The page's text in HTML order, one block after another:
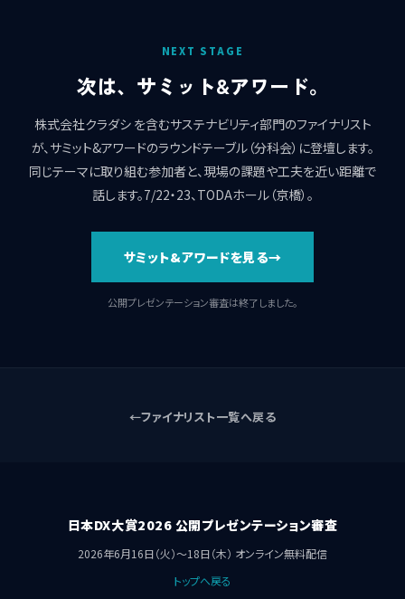
NEXT STAGE
次は、サミット&アワード。
株式会社クラダシ を含むサステナビリティ部門のファイナリスト
が、サミット&アワードのラウンドテーブル（分科会）に登壇します。
同じテーマに取り組む参加者と、現場の課題や工夫を近い距離で
話します。7/22・23、TODAホール（京橋）。
サミット&アワードを見る
公開プレゼンテーション審査は終了しました。
ファイナリスト一覧へ戻る
日本DX大賞2026 公開プレゼンテーション審査
2026年6月16日（火）〜18日（木） オンライン無料配信
トップへ戻る